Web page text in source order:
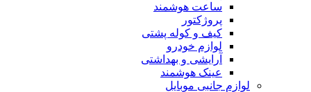
ساعت هوشمند
پروژکتور
کیف و کوله پشتی
لوازم خودرو
آرایشی و بهداشتی
عینک هوشمند
لوازم جانبی موبایل